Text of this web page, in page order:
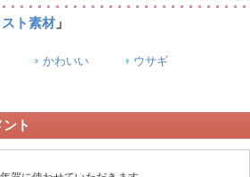
ト素材 」
かわいい
ウサギ
ト